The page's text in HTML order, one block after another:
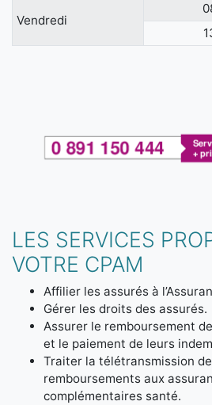
Vendredi
LES SERVICES
VOTRE CPAM
Affilier les assurés à
Gérer les droits des assurés.
Assurer le remboursement
et le paiement de leurs
Traiter la télétransmission
remboursements aux
complémentaires santé.